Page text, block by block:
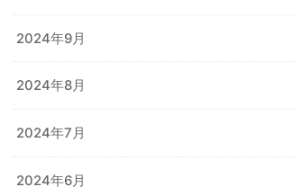
2024年9月
2024年8月
2024年7月
2024年6月